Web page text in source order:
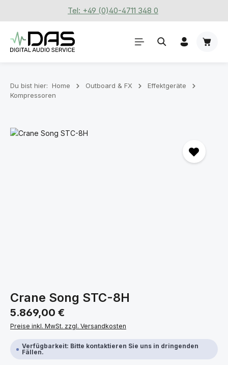
Zum Hauptinhalt springenTel: +49 (0)40-4711 348 0
Du bist hier: Home Outboard & FX
Effektgeräte
Kompressoren
Bildergalerie überspringen
Crane Song STC-8H
Regulärer Preis:
5.869,00 €
Preise inkl. MwSt. zzgl. Versandkosten
Verfügbarkeit: Bitte kontaktieren Sie uns in dringenden
Fällen.